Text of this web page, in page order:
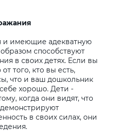
и имеющие адекватную
способствуют
в своих детях. Если вы
того, кто вы есть,
что и ваш дошкольник
хорошо. Дети -
когда они видят, что
в своих силах, они